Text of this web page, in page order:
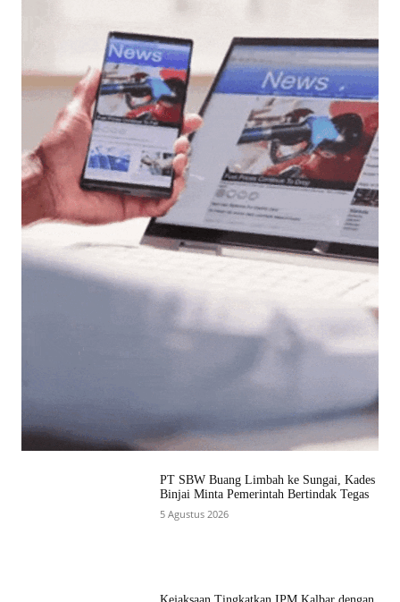
PT SBW Buang Limbah ke Sungai, Kades
Binjai Minta Pemerintah Bertindak Tegas
5 Agustus 2026